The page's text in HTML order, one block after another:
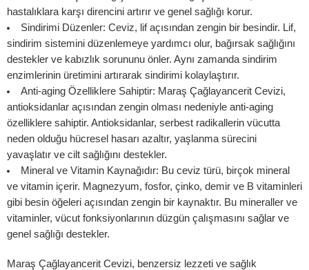
hastalıklara karşı direncini artırır ve genel sağlığı korur.
Sindirimi Düzenler: Ceviz, lif açısından zengin bir besindir. Lif,
sindirim sistemini düzenlemeye yardımcı olur, bağırsak sağlığını
destekler ve kabızlık sorununu önler. Aynı zamanda sindirim
enzimlerinin üretimini artırarak sindirimi kolaylaştırır.
Anti-aging Özelliklere Sahiptir: Maraş Çağlayancerit Cevizi,
antioksidanlar açısından zengin olması nedeniyle anti-aging
özelliklere sahiptir. Antioksidanlar, serbest radikallerin vücutta
neden olduğu hücresel hasarı azaltır, yaşlanma sürecini
yavaşlatır ve cilt sağlığını destekler.
Mineral ve Vitamin Kaynağıdır: Bu ceviz türü, birçok mineral
ve vitamin içerir. Magnezyum, fosfor, çinko, demir ve B vitaminleri
gibi besin öğeleri açısından zengin bir kaynaktır. Bu mineraller ve
vitaminler, vücut fonksiyonlarının düzgün çalışmasını sağlar ve
genel sağlığı destekler.
Maraş Çağlayancerit Cevizi, benzersiz lezzeti ve sağlık